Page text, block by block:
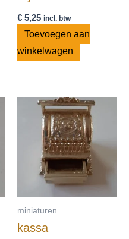
€5,25 incl. btw
Toevoegen aan
winkelwagen
miniaturen
kassa